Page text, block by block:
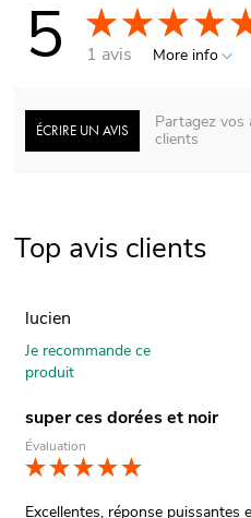
5 1 avis More info
ÉCRIRE UN AVIS
Partagez vos
clients
Top avis clients
lucien
Je recommande ce
produit
super ces dorées et noir
Évaluation
Excellentes, réponse puissantes